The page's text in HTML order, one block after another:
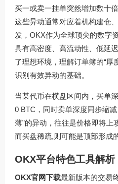
买一或卖一挂单突然增加数十
这些异动通常对应着机构建仓
发，OKX作为全球顶尖的数字
具有高密度、高流动性、低延
了理想环境，理解订单簿的“厚
识别有效异动的基础。
当某代币在横盘区间内，买单
0 BTC，同时卖单深度同步缩
薄”的异动，往往是价格即将上
而买盘稀疏,则可能是顶部形成
OKX平台特色工具解析
OKX官网下载最新版本的交易